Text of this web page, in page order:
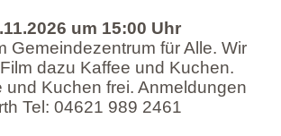
um 15:00 Uhr
Gemeindezentrum für Alle. Wir
dazu Kaffee und Kuchen.
und Kuchen frei. Anmeldungen
Tel: 04621 989 2461